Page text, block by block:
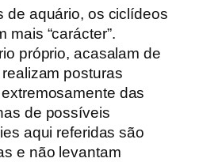
de aquário, os ciclídeos
mais “carácter”.
próprio, acasalam de
posturas
das
de possíveis
aqui referidas são
e não levantam